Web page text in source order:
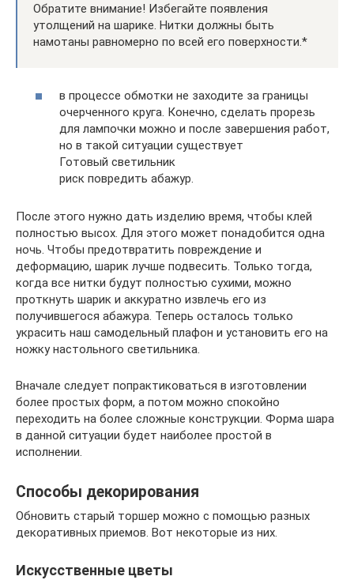
Обратите внимание! Избегайте появления
утолщений на шарике. Нитки должны быть
намотаны равномерно по всей его поверхности.*
в процессе обмотки не заходите за границы
очерченного круга. Конечно, сделать прорезь
для лампочки можно и после завершения работ,
но в такой ситуации существует
Готовый светильник
риск повредить абажур.
После этого нужно дать изделию время, чтобы клей
полностью высох. Для этого может понадобится одна
ночь. Чтобы предотвратить повреждение и
деформацию, шарик лучше подвесить. Только тогда,
когда все нитки будут полностью сухими, можно
проткнуть шарик и аккуратно извлечь его из
получившегося абажура. Теперь осталось только
украсить наш самодельный плафон и установить его на
ножку настольного светильника.
Вначале следует попрактиковаться в изготовлении
более простых форм, а потом можно спокойно
переходить на более сложные конструкции. Форма шара
в данной ситуации будет наиболее простой в
исполнении.
Способы декорирования
Обновить старый торшер можно с помощью разных
декоративных приемов. Вот некоторые из них.
Искусственные цветы